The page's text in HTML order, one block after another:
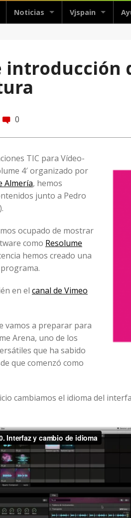
Noticias Vjspain
comment 0
TIC para Vídeo-
4′ organizado por
Almería, hemos
junto a Pedro
ocupado de mostrar
como Resolume
hemos creado una
en el canal de Vimeo
vamos a preparar para
Arena, uno de los
que ha sabido
que comenzó como
cambiamos el idioma del